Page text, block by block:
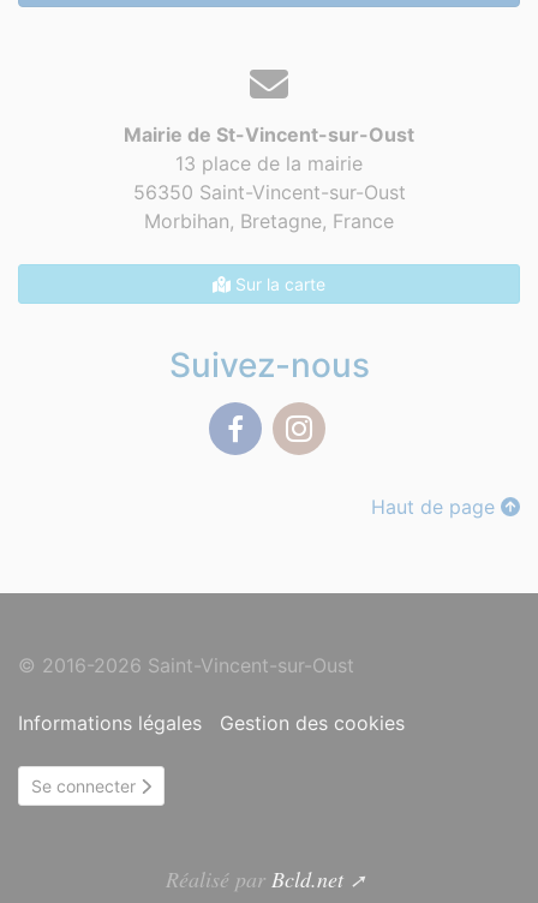
Mairie de St-Vincent-sur-Oust
13 place de la mairie
56350 Saint-Vincent-sur-Oust
Morbihan, Bretagne, France
Sur la carte
Suivez-nous
Haut de page
© 2016-2026 Saint-Vincent-sur-Oust
Informations légales Gestion des cookies
Se connecter
Réalisé par Bcld.net